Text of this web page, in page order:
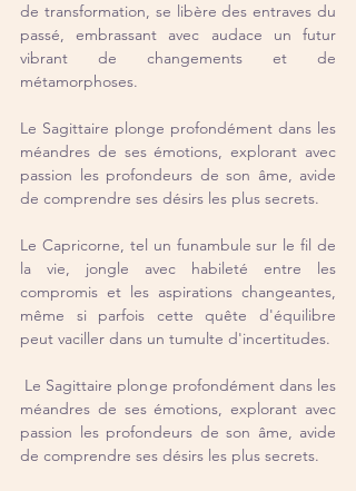
de transformation, se libère des entraves du
passé, embrassant avec audace un futur
vibrant de changements et de
métamorphoses.
Le Sagittaire plonge profondément dans les
méandres de ses émotions, explorant avec
passion les profondeurs de son âme, avide
de comprendre ses désirs les plus secrets.
Le Capricorne, tel un funambule sur le fil de
la vie, jongle avec habileté entre les
compromis et les aspirations changeantes,
même si parfois cette quête d'équilibre
peut vaciller dans un tumulte d'incertitudes.
Le Sagittaire plonge profondément dans les
méandres de ses émotions, explorant avec
passion les profondeurs de son âme, avide
de comprendre ses désirs les plus secrets.